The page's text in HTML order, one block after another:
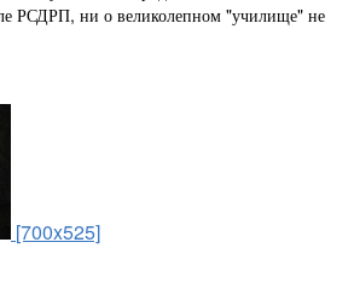
РСДРП, ни о великолепном "училище" не
[700x525]